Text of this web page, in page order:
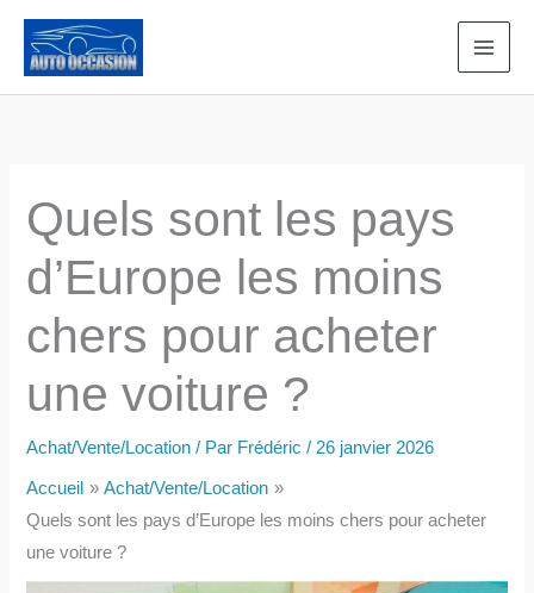
contenu
Quels sont les pays
d’Europe les moins
chers pour acheter
une voiture ?
Achat/Vente/Location / Par Frédéric/26 janvier 2026
Accueil
Achat/Vente/Location
Quels sont les pays d’Europe les moins chers pour acheter
une voiture ?